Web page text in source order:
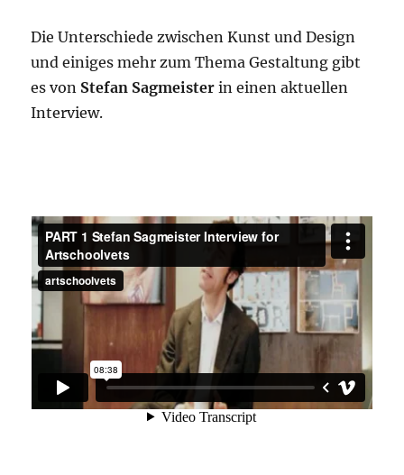
Die Unterschiede zwischen Kunst und Design
und einiges mehr zum Thema Gestaltung gibt
es von Stefan Sagmeister in einen aktuellen
Interview.